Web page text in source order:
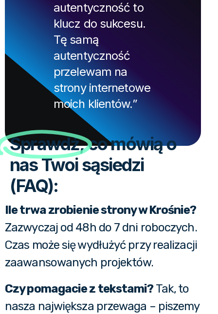
autentyczność to
klucz do sukcesu.
Tę samą
autentyczność
przelewam na
strony internetowe
moich klientów.”
Sprawdź,co mówią o
nas Twoi sąsiedzi
(FAQ):
Ile trwa zrobienie strony w Krośnie?
Zazwyczaj od 48h do 7 dni roboczych.
Czas może się wydłużyć przy realizacji
zaawansowanych projektów.
Czy pomagacie z tekstami?Tak, to
nasza największa przewaga – piszemy